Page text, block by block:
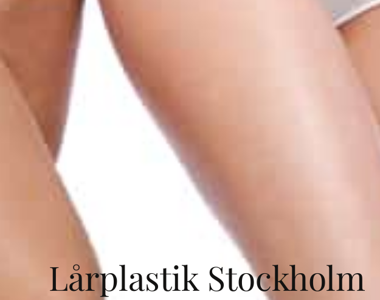
Lårplastik Stockholm